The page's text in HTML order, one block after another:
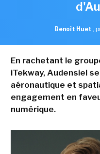
Benoît Huet ,
En rachetant le
iTekway, Audensiel
aéronautique et
engagement en
numérique.